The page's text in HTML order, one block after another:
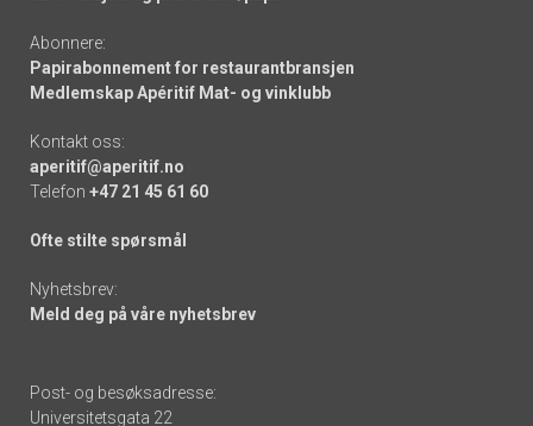
Abonnere:
Papirabonnement for restaurantbransjen
Medlemskap Apéritif Mat- og vinklubb
Kontakt oss:
aperitif@aperitif.no
Telefon +47 21 45 61 60
Ofte stilte spørsmål
Nyhetsbrev:
Meld deg på våre nyhetsbrev
Post- og besøksadresse:
Universitetsgata 22